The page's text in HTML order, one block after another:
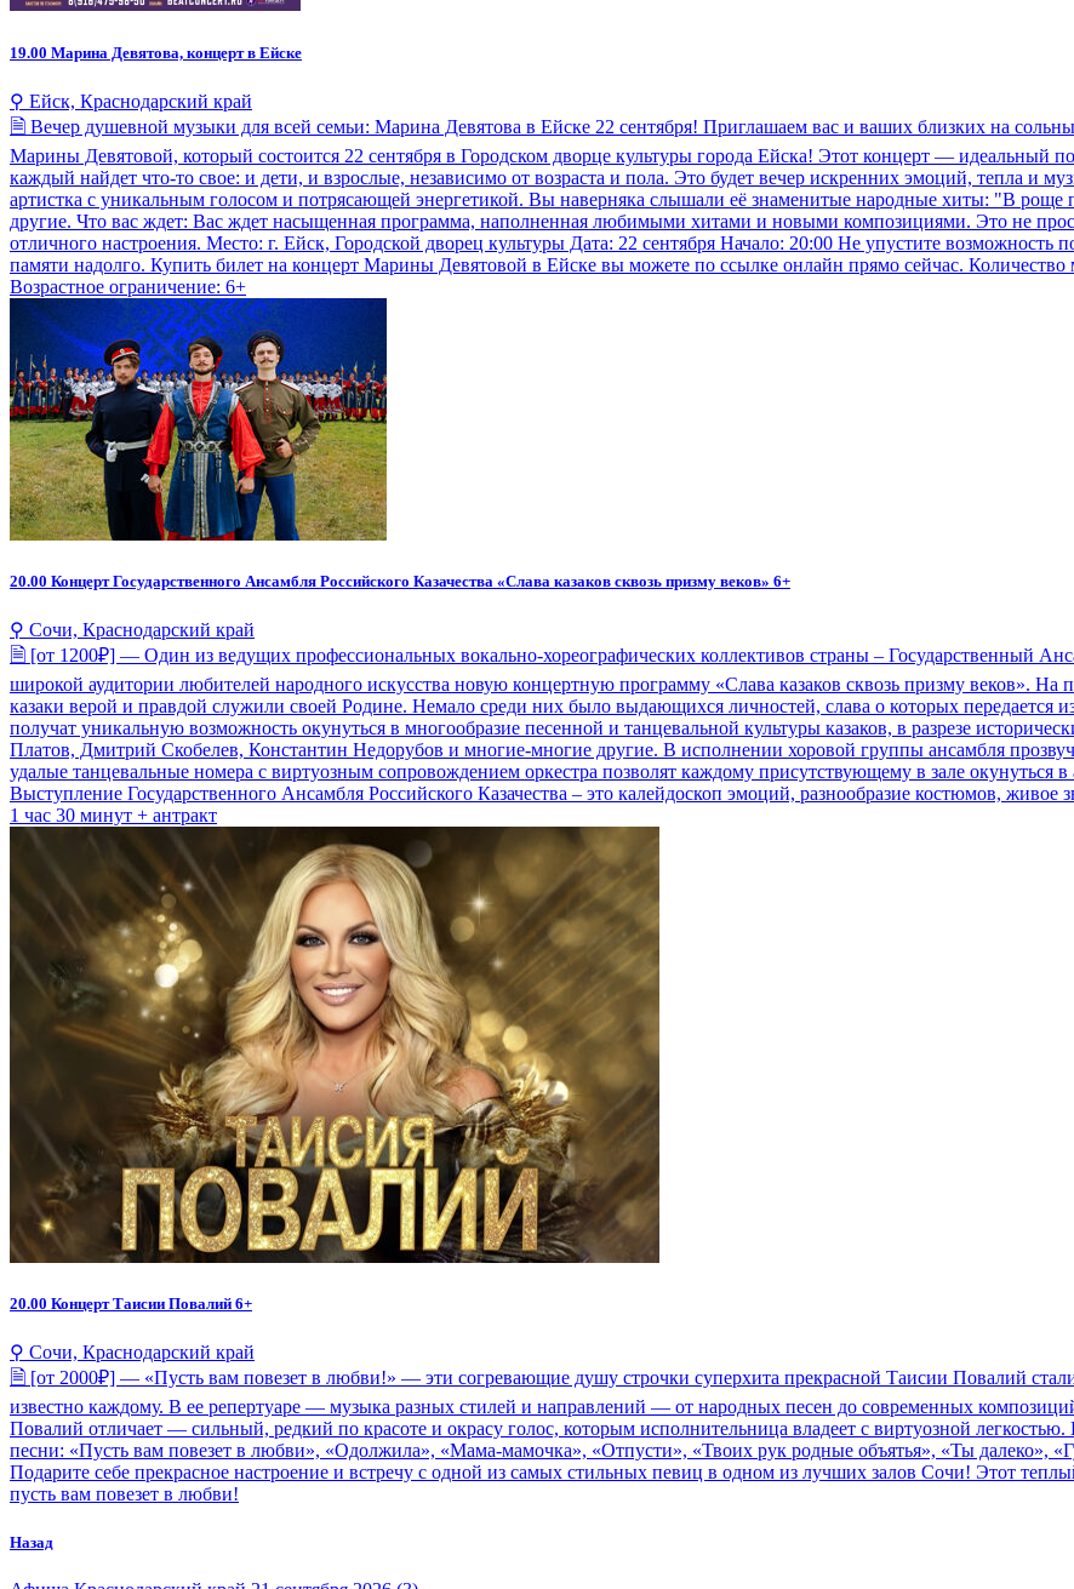
19.00 Марина Девятова, концерт в Ейске
⚲ Ейск, Краснодарский край
🗎 Вечер душевной музыки для всей семьи: Марина Девятова в Ейске 22 сентября! Приглашаем вас и ваших близких на
Марины Девятовой, который состоится 22 сентября в Городском дворце культуры города Ейска! Этот концерт — идеальный
каждый найдет что-то свое: и дети, и взрослые, независимо от возраста и пола. Это будет вечер искренних эмоций, тепла и
артистка с уникальным голосом и потрясающей энергетикой. Вы наверняка слышали её знаменитые народные хиты: "В
другие. Что вас ждет: Вас ждет насыщенная программа, наполненная любимыми хитами и новыми композициями. Это не
отличного настроения. Место: г. Ейск, Городской дворец культуры Дата: 22 сентября Начало: 20:00 Не упустите возможность
памяти надолго. Купить билет на концерт Марины Девятовой в Ейске вы можете по ссылке онлайн прямо сейчас. Количество
Возрастное ограничение: 6+
20.00 Концерт Государственного Ансамбля Российского Казачества «Слава казаков сквозь призму веков» 6+
⚲ Сочи, Краснодарский край
🗎 [от 1200₽] — Один из ведущих профессиональных вокально-хореографических коллективов страны – Государственный
широкой аудитории любителей народного искусства новую концертную программу «Слава казаков сквозь призму веков». На
казаки верой и правдой служили своей Родине. Немало среди них было выдающихся личностей, слава о которых передается
получат уникальную возможность окунуться в многообразие песенной и танцевальной культуры казаков, в разрезе
Платов, Дмитрий Скобелев, Константин Недорубов и многие-многие другие. В исполнении хоровой группы ансамбля
удалые танцевальные номера с виртуозным сопровождением оркестра позволят каждому присутствующему в зале окунуться
Выступление Государственного Ансамбля Российского Казачества – это калейдоскоп эмоций, разнообразие костюмов, живое
1 час 30 минут + антракт
20.00 Концерт Таисии Повалий 6+
⚲ Сочи, Краснодарский край
🗎 [от 2000₽] — «Пусть вам повезет в любви!» — эти согревающие душу строчки суперхита прекрасной Таисии Повалий
известно каждому. В ее репертуаре — музыка разных стилей и направлений — от народных песен до современных
Повалий отличает — сильный, редкий по красоте и окрасу голос, которым исполнительница владеет с виртуозной
песни: «Пусть вам повезет в любви», «Одолжила», «Мама-мамочка», «Отпусти», «Твоих рук родные объятья», «Ты далеко»,
Подарите себе прекрасное настроение и встречу с одной из самых стильных певиц в одном из лучших залов Сочи! Этот
пусть вам повезет в любви!
Назад